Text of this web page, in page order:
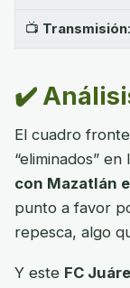
📺 Transmisión
✔️
El cuadro
“eliminados” en
con Mazatlán
punto a favor
repesca, algo
Y este FC